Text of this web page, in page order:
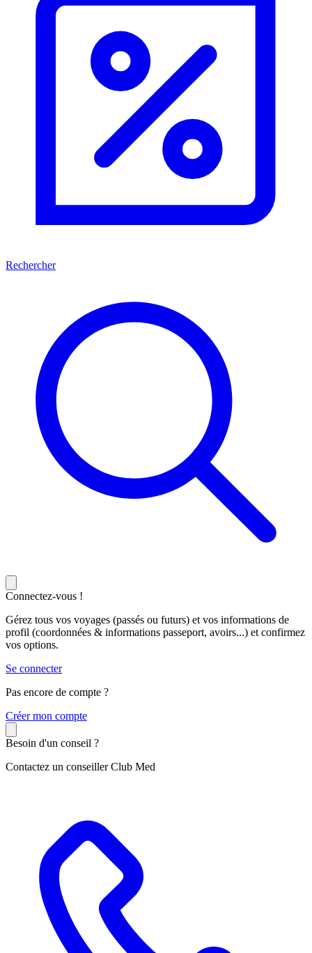
Rechercher
Connectez-vous !
Gérez tous vos voyages (passés ou futurs) et vos informations de
profil (coordonnées & informations passeport, avoirs...) et confirmez
vos options.
Se connecter
Pas encore de compte ?
Créer mon compte
Besoin d'un conseil ?
Contactez un conseiller Club Med